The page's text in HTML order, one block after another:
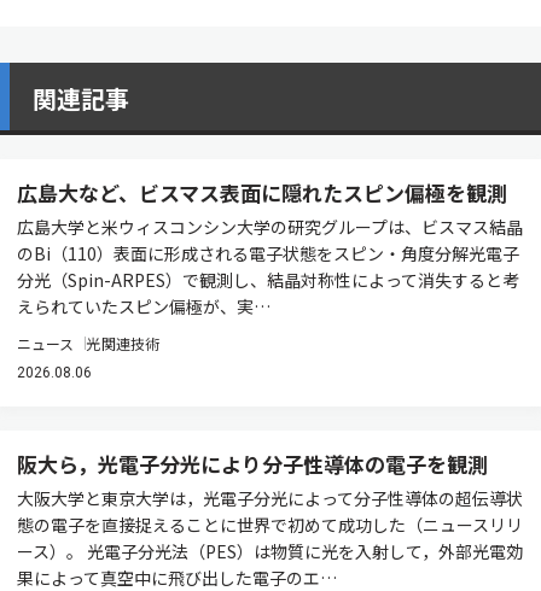
関連記事
広島大など、ビスマス表面に隠れたスピン偏極を観測
広島大学と米ウィスコンシン大学の研究グループは、ビスマス結晶
のBi（110）表面に形成される電子状態をスピン・角度分解光電子
分光（Spin-ARPES）で観測し、結晶対称性によって消失すると考
えられていたスピン偏極が、実…
ニュース 光関連技術
2026.08.06
阪大ら，光電子分光により分子性導体の電子を観測
大阪大学と東京大学は，光電子分光によって分子性導体の超伝導状
態の電子を直接捉えることに世界で初めて成功した（ニュースリリ
ース）。 光電子分光法（PES）は物質に光を入射して，外部光電効
果によって真空中に飛び出した電子のエ…